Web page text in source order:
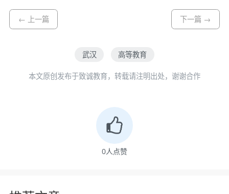
务书、开题报告、答辩申请表、论文评分表、
答辩记录、毕业设计（论文）正文（必须打
文、参考文献）、图纸或程序、查重报告。
根据教职成厅〔2022〕1号文要求，本科
年1月毕业生答辩工作可一并进行。请各校外教
学点认真做好毕业生答辩工作，学院将随机进
行抽查，并将委派相关老师参与被抽查教学点
← 上一篇 下一篇 →
武汉 高等教育
本文原创发布于致诚教育，转载请注明出处，谢谢合作
0人点赞